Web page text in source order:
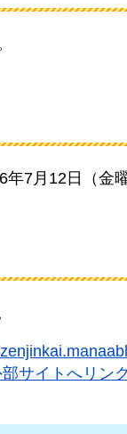
年7月12日（金
サイトへリンク